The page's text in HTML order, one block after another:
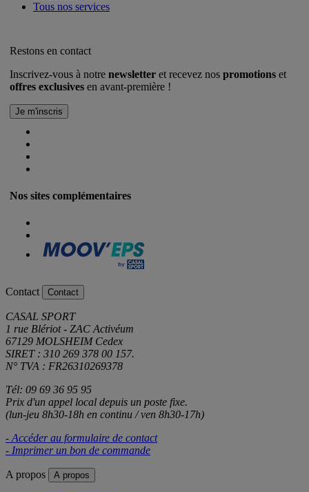
Tous nos services
Restons en contact
Inscrivez-vous à notre newsletter et recevez nos promotions et
offres exclusives en avant-première !
Nos sites complémentaires
Contact Contact
CASAL SPORT
1 rue Blériot - ZAC Activéum
67129 MOLSHEIM Cedex
SIRET : 310 269 378 00 157.
N° TVA : FR26310269378
Tél: 09 69 36 95 95
Prix d'un appel local depuis un poste fixe.
(lun-jeu 8h30-18h en continu / ven 8h30-17h)
- Accéder au formulaire de contact
- Imprimer un bon de commande
A propos A propos